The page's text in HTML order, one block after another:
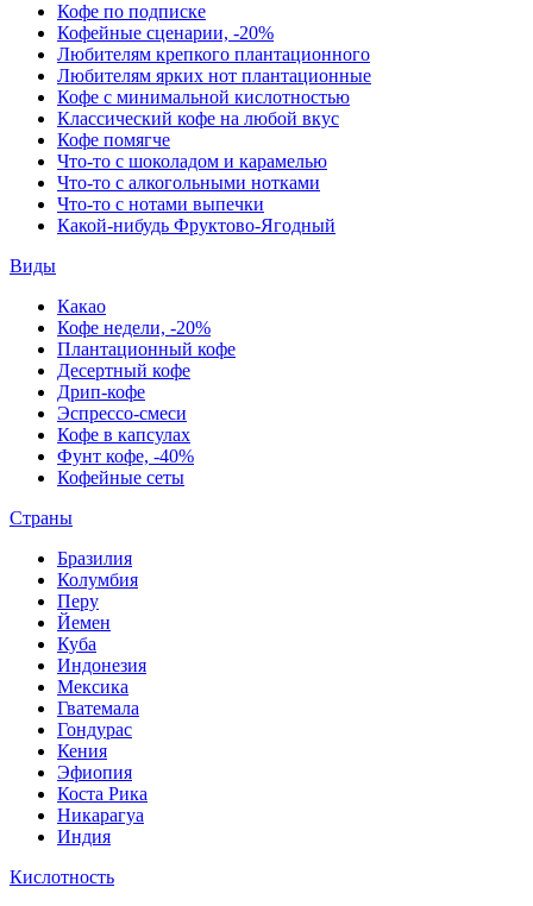
Кофе по подписке
Кофейные сценарии, -20%
Любителям крепкого плантационного
Любителям ярких нот плантационные
Кофе с минимальной кислотностью
Классический кофе на любой вкус
Кофе помягче
Что-то с шоколадом и карамелью
Что-то с алкогольными нотками
Что-то с нотами выпечки
Какой-нибудь Фруктово-Ягодный
Виды
Какао
Кофе недели, -20%
Плантационный кофе
Десертный кофе
Дрип-кофе
Эспрессо-смеси
Кофе в капсулах
Фунт кофе, -40%
Кофейные сеты
Страны
Бразилия
Колумбия
Перу
Йемен
Куба
Индонезия
Мексика
Гватемала
Гондурас
Кения
Эфиопия
Коста Рика
Никарагуа
Индия
Кислотность